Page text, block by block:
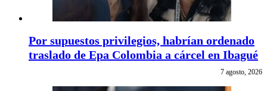
Por supuestos privilegios, habrían ordenado
traslado de Epa Colombia a cárcel en Ibagué
7 agosto, 2026